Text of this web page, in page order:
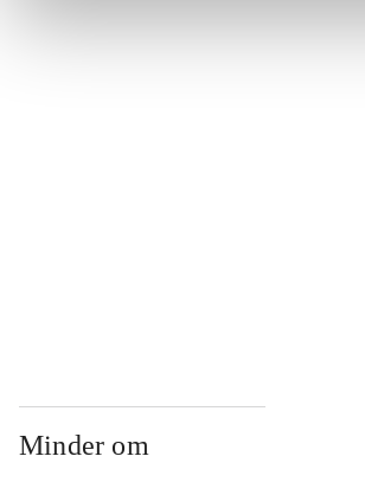
Minder om